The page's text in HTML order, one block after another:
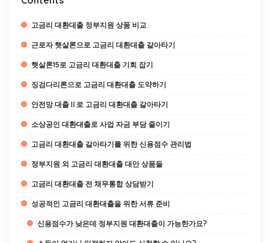
고금리 대환대출 정부지원 상품 비교
근로자 햇살론으로 고금리 대환대출 갈아타기
햇살론15로 고금리 대환대출 기회 잡기
징검다리론으로 고금리 대환대출 도약하기
안전망 대출Ⅱ로 고금리 대환대출 갈아타기
소상공인 대환대출로 사업 자금 부담 줄이기
고금리 대환대출 갈아타기를 위한 신용점수 관리법
정부지원 외 고금리 대환대출 대안 상품들
고금리 대환대출 전 채무통합 상담받기
성공적인 고금리 대환대출을 위한 서류 준비
신용점수가 낮은데 정부지원 대환대출이 가능한가요?